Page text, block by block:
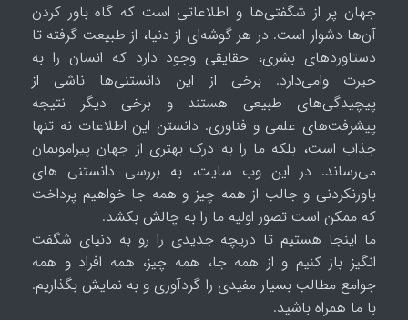
جهان پر از شگفتی‌ها و اطلاعاتی است که گاه باور کردن
آن‌ها دشوار است. در هر گوشه‌ای از دنیا، از طبیعت گرفته تا
دستاوردهای بشری، حقایقی وجود دارد که انسان را به
حیرت وامی‌دارد. برخی از این دانستنی‌ها ناشی از
پیچیدگی‌های طبیعی هستند و برخی دیگر نتیجه
پیشرفت‌های علمی و فناوری. دانستن این اطلاعات نه تنها
جذاب است، بلکه ما را به درک بهتری از جهان پیرامونمان
می‌رساند. در این وب سایت، به بررسی دانستنی های
باورنکردنی و جالب از همه چیز و همه جا خواهیم پرداخت
که ممکن است تصور اولیه ما را به چالش بکشد.
ما اینجا هستیم تا دریچه جدیدی را رو به دنیای شگفت
انگیز باز کنیم و از همه جا، همه چیز، همه افراد و همه
جوامع مطالب بسیار مفیدی را گردآوری و به نمایش بگذاریم.
با ما همراه باشید.